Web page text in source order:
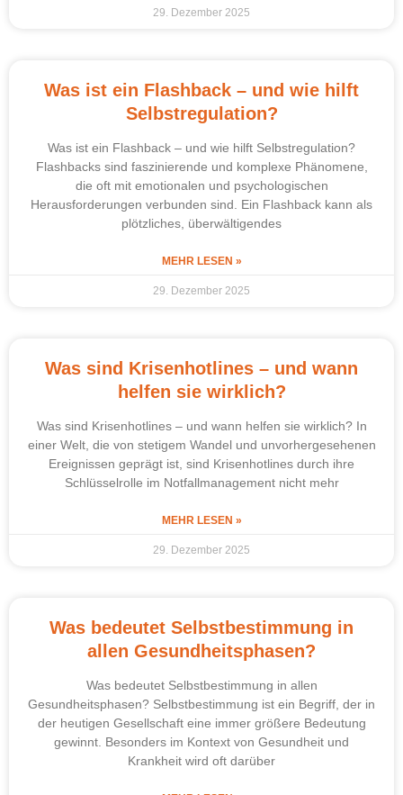
29. Dezember 2025
Was ist ein Flashback – und wie hilft
Selbstregulation?
Was ist ein Flashback – und wie hilft Selbstregulation?
Flashbacks sind faszinierende und komplexe Phänomene,
die oft mit emotionalen und psychologischen
Herausforderungen verbunden sind. Ein Flashback kann als
plötzliches, überwältigendes
MEHR LESEN »
29. Dezember 2025
Was sind Krisenhotlines – und wann
helfen sie wirklich?
Was sind Krisenhotlines – und wann helfen sie wirklich? In
einer Welt, die von stetigem Wandel und unvorhergesehenen
Ereignissen geprägt ist, sind Krisenhotlines durch ihre
Schlüsselrolle im Notfallmanagement nicht mehr
MEHR LESEN »
29. Dezember 2025
Was bedeutet Selbstbestimmung in
allen Gesundheitsphasen?
Was bedeutet Selbstbestimmung in allen
Gesundheitsphasen? Selbstbestimmung ist ein Begriff, der in
der heutigen Gesellschaft eine immer größere Bedeutung
gewinnt. Besonders im Kontext von Gesundheit und
Krankheit wird oft darüber